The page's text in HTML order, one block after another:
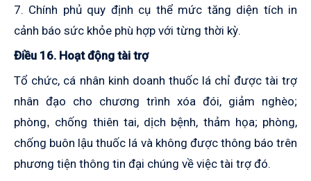
7. Chính phủ quy định cụ thể mức tăng diện tích in
cảnh báo sức khỏe phù hợp với từng thời kỳ.
Điều 16. Hoạt động tài trợ
Tổ chức, cá nhân kinh doanh thuốc lá chỉ được tài trợ
nhân đạo cho chương trình xóa đói, giảm nghèo;
phòng, chống thiên tai, dịch bệnh, thảm họa; phòng,
chống buôn lậu thuốc lá và không được thông báo trên
phương tiện thông tin đại chúng về việc tài trợ đó.